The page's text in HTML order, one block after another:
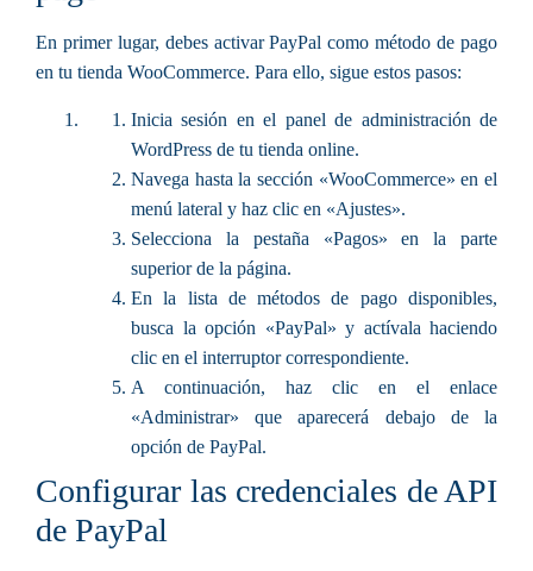
En primer lugar, debes activar PayPal como método de pago
en tu tienda WooCommerce. Para ello, sigue estos pasos:
Inicia sesión en el panel de administración de
WordPress de tu tienda online.
Navega hasta la sección «WooCommerce» en el
menú lateral y haz clic en «Ajustes».
Selecciona la pestaña «Pagos» en la parte
superior de la página.
En la lista de métodos de pago disponibles,
busca la opción «PayPal» y actívala haciendo
clic en el interruptor correspondiente.
A continuación, haz clic en el enlace
«Administrar» que aparecerá debajo de la
opción de PayPal.
Configurar las credenciales de API
de PayPal